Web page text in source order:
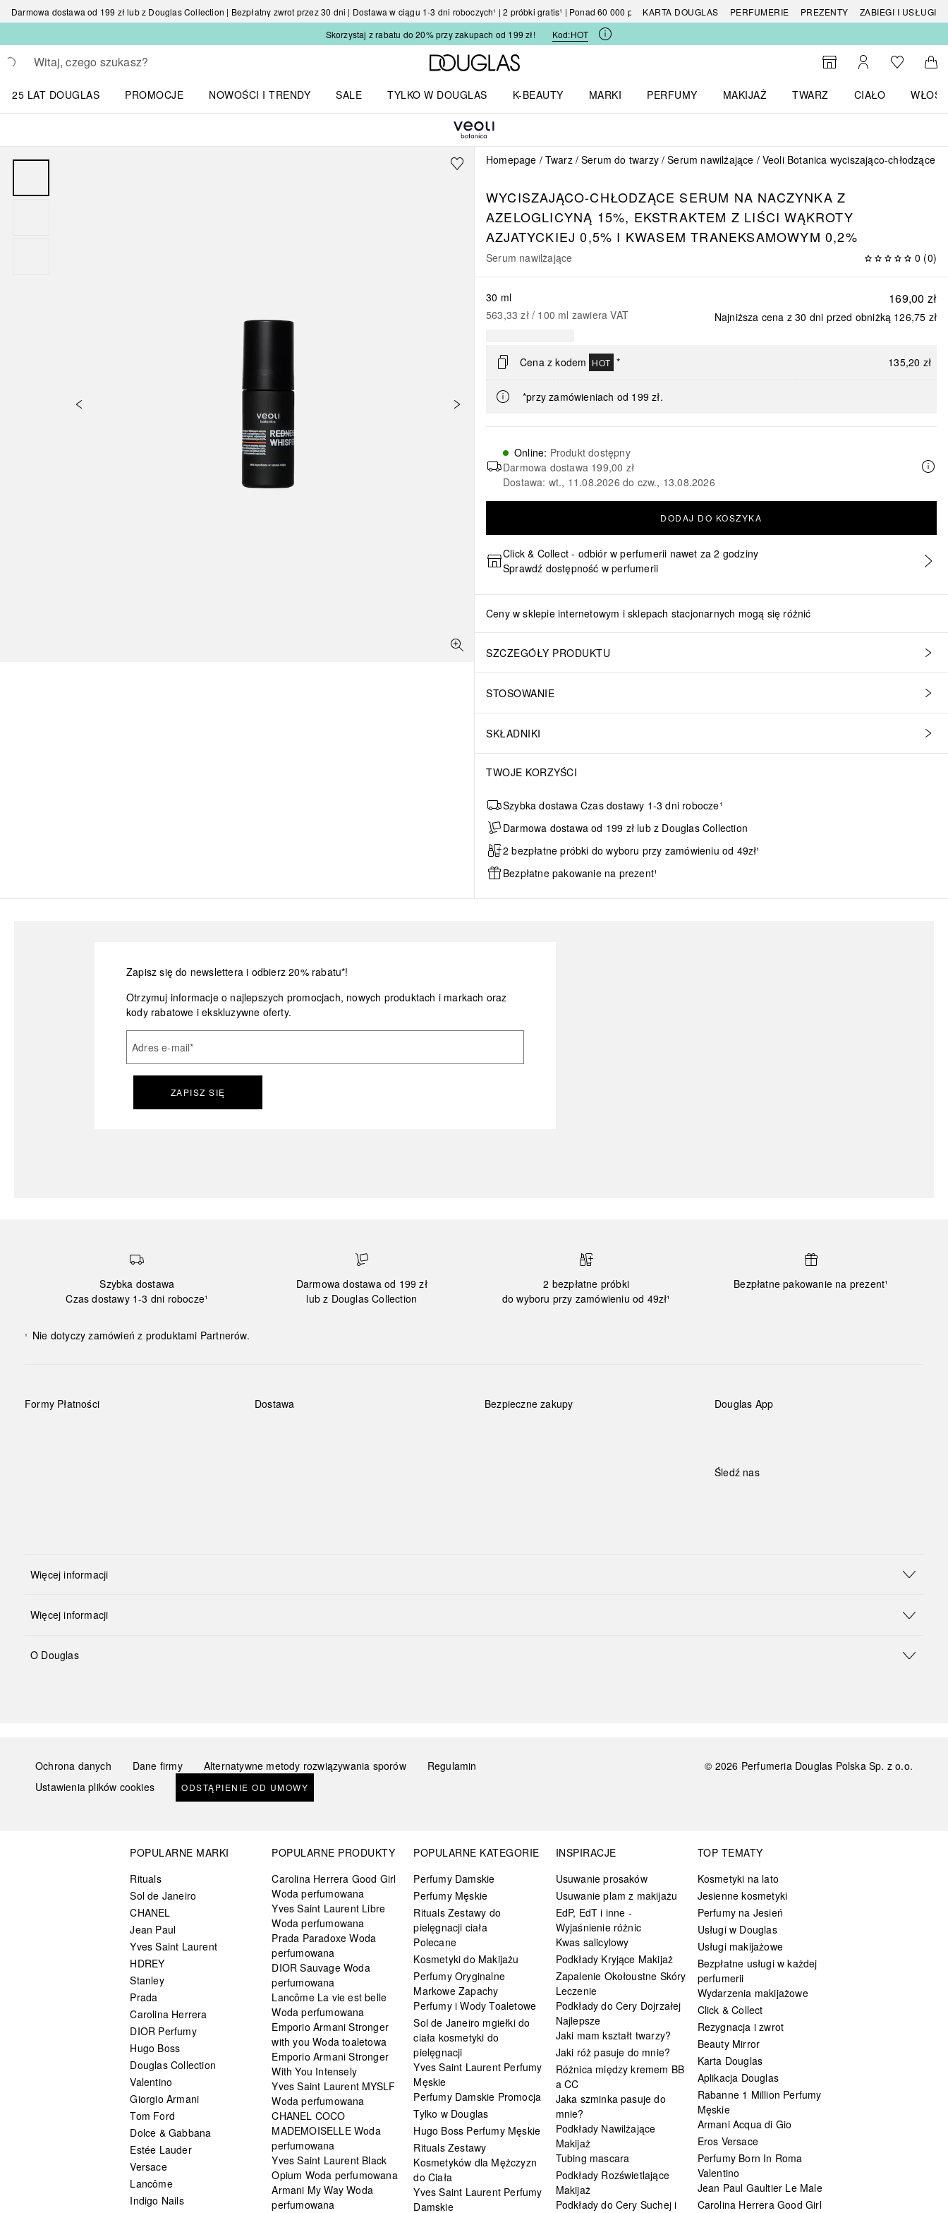
Darmowa dostawa od 199 zł lub z Douglas Collection | Bezpłatny zwrot przez 30 dni | Dostawa w ciągu 1-3 dni roboczych¹ | 2 próbki gratis¹ | Ponad 60 000 produktówKARTA DOUGLAS PERFUMERIE PREZENTY
ZABIEGI I USŁUGI
Skorzystaj z rabatu do 20% przy zakupach od 199 zł!
Kod:HOT
Wracać
Wykonaj wyszukiwanie
Strona główna Douglas
Do wyszukiwarki
Moje kontoDo listyDo
25 LAT DOUGLAS
PROMOCJE
NOWOŚCI I TRENDY
SALE
TYLKO W DOUGLAS
K-BEAUTY
MARKI
PERFUMY
MAKIJAŻ
TWARZ
CIAŁO
WŁOSY
Homepage Twarz Serum do twarzy Serum nawilżające Veoli Botanica wyciszająco-chłodzące
WYCISZAJĄCO-CHŁODZĄCE SERUM NA NACZYNKA Z
AZELOGLICYNĄ 15%, EKSTRAKTEM Z LIŚCI WĄKROTY
AZJATYCKIEJ 0,5% I KWASEM TRANEKSAMOWYM 0,2%
Serum nawilżające 0 (0)
169,00 zł
Najniższa cena z 30 dni przed obniżką 126,75 zł
30 ml
563,33 zł / 100 ml zawiera VAT
Cena z kodem HOT * 135,20 zł
*przy zamówieniach od 199 zł.
Online: Produkt dostępny
Darmowa dostawa 199,00 zł
Dostawa: wt., 11.08.2026 do czw., 13.08.2026
DODAJ DO KOSZYKA
Click & Collect - odbiór w perfumerii nawet za 2 godziny
Sprawdź dostępność w perfumerii
Ceny w sklepie internetowym i sklepach stacjonarnych mogą się różnić
SZCZEGÓŁY PRODUKTU
STOSOWANIE
SKŁADNIKI
TWOJE KORZYŚCI
Szybka dostawa Czas dostawy 1-3 dni robocze¹
Darmowa dostawa od 199 zł lub z Douglas Collection
2 bezpłatne próbki do wyboru przy zamówieniu od 49zł¹
Bezpłatne pakowanie na prezent¹
Zapisz się do newslettera i odbierz 20% rabatu*!
Otrzymuj informacje o najlepszych promocjach, nowych produktach i markach oraz
kody rabatowe i ekskluzywne oferty.
Adres e-mail*
ZAPISZ SIĘ
Szybka dostawa
Czas dostawy 1-3 dni robocze¹
Darmowa dostawa od 199 zł
lub z Douglas Collection
2 bezpłatne próbki
do wyboru przy zamówieniu od 49zł¹
Bezpłatne pakowanie na prezent¹
¹ Nie dotyczy zamówień z produktami Partnerów.
Formy Płatności Dostawa Bezpieczne zakupy Douglas App
Śledź nas
Więcej informacji
Więcej informacji
O Douglas
Ochrona danych Dane firmy Alternatywne metody rozwiązywania sporów
Regulamin
Ustawienia plików cookies
ODSTĄPIENIE OD UMOWY
© 2026 Perfumeria Douglas Polska Sp. z o.o.
POPULARNE MARKI
Rituals
Sol de Janeiro
CHANEL
Jean Paul
Yves Saint Laurent
HDREY
Stanley
Prada
Carolina Herrera
DIOR Perfumy
Hugo Boss
Douglas Collection
Valentino
Giorgio Armani
Tom Ford
Dolce & Gabbana
Estée Lauder
Versace
Lancôme
Indigo Nails
POPULARNE PRODUKTY
Carolina Herrera Good Girl
Woda perfumowana
Yves Saint Laurent Libre
Woda perfumowana
Prada Paradoxe Woda
perfumowana
DIOR Sauvage Woda
perfumowana
Lancôme La vie est belle
Woda perfumowana
Emporio Armani Stronger
with you Woda toaletowa
Emporio Armani Stronger
With You Intensely
Yves Saint Laurent MYSLF
Woda perfumowana
CHANEL COCO
MADEMOISELLE Woda
perfumowana
Yves Saint Laurent Black
Opium Woda perfumowana
Armani My Way Woda
perfumowana
POPULARNE KATEGORIE
Perfumy Damskie
Perfumy Męskie
Rituals Zestawy do
pielęgnacji ciała
Polecane
Kosmetyki do Makijażu
Perfumy Oryginalne
Markowe Zapachy
Perfumy i Wody Toaletowe
Sol de Janeiro mgiełki do
ciała kosmetyki do
pielęgnacji
Yves Saint Laurent Perfumy
Męskie
Perfumy Damskie Promocja
Tylko w Douglas
Hugo Boss Perfumy Męskie
Rituals Zestawy
Kosmetyków dla Mężczyzn
do Ciała
Yves Saint Laurent Perfumy
Damskie
INSPIRACJE
Usuwanie prosaków
Usuwanie plam z makijażu
EdP, EdT i inne -
Wyjaśnienie różnic
Kwas salicylowy
Podkłady Kryjące Makijaż
Zapalenie Okołoustne Skóry
Leczenie
Podkłady do Cery Dojrzałej
Najlepsze
Jaki mam kształt twarzy?
Jaki róż pasuje do mnie?
Różnica między kremem BB
a CC
Jaka szminka pasuje do
mnie?
Podkłady Nawilżające
Makijaż
Tubing mascara
Podkłady Rozświetlające
Makijaż
Podkłady do Cery Suchej i
TOP TEMATY
Kosmetyki na lato
Jesienne kosmetyki
Perfumy na Jesień
Usługi w Douglas
Usługi makijażowe
Bezpłatne usługi w każdej
perfumerii
Wydarzenia makijażowe
Click & Collect
Rezygnacja i zwrot
Beauty Mirror
Karta Douglas
Aplikacja Douglas
Rabanne 1 Million Perfumy
Męskie
Armani Acqua di Gio
Eros Versace
Perfumy Born In Roma
Valentino
Jean Paul Gaultier Le Male
Carolina Herrera Good Girl